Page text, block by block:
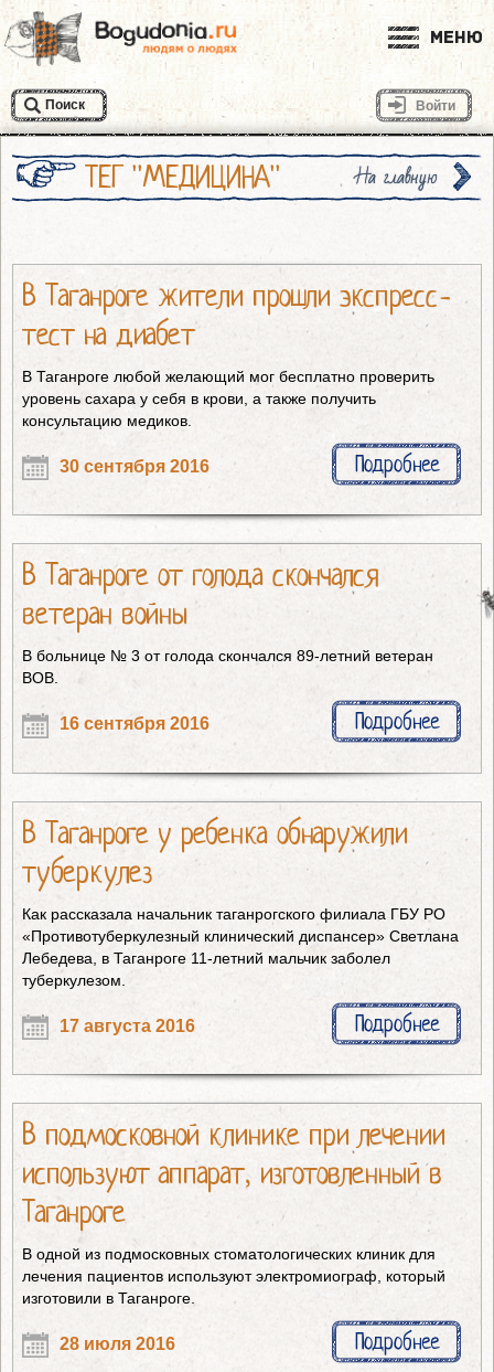
Меню
Поиск Войти
ТЕГ "МЕДИЦИНА" На главную
В Таганроге жители прошли экспресс-
тест на диабет
В Таганроге любой желающий мог бесплатно проверить
уровень сахара у себя в крови, а также получить
консультацию медиков.
30 сентября 2016 Подробнее
В Таганроге от голода скончался
ветеран войны
В больнице № 3 от голода скончался 89-летний ветеран
ВОВ.
16 сентября 2016 Подробнее
В Таганроге у ребенка обнаружили
туберкулез
Как рассказала начальник таганрогского филиала ГБУ РО
«Противотуберкулезный клинический диспансер» Светлана
Лебедева, в Таганроге 11-летний мальчик заболел
туберкулезом.
17 августа 2016 Подробнее
В подмосковной клинике при лечении
используют аппарат, изготовленный в
Таганроге
В одной из подмосковных стоматологических клиник для
лечения пациентов используют электромиограф, который
изготовили в Таганроге.
28 июля 2016 Подробнее